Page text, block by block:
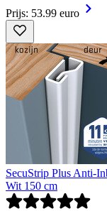
Prijs: 53.99 euro
SecuStrip Plus Anti-
Wit 150 cm